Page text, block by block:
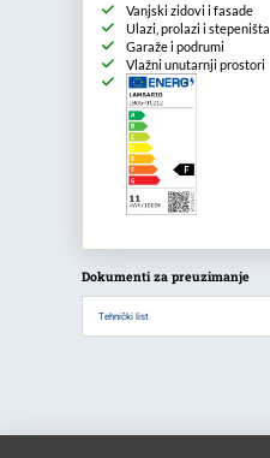
Vanjski zidovi i fasade
Ulazi, prolazi i stepeništa
Garaže i podrumi
Vlažni unutarnji prostori
Dokumenti za preuzimanje
Tehnički list